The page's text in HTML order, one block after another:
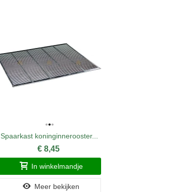
Spaarkast koninginnerooster...
€ 8,45
In winkelmandje
Meer bekijken